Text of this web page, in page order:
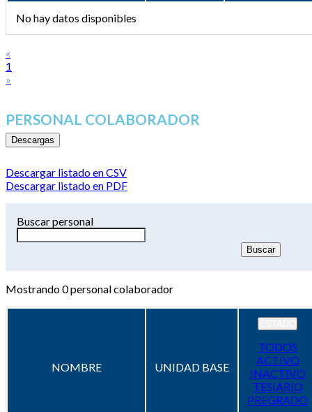
No hay datos disponibles
«
1
»
PERSONAL COLABORADOR
Descargas
Descargar listado en CSV
Descargar listado en PDF
Buscar personal
Mostrando0personal colaborador
NOMBRE UNIDAD BASE
TODOS
ACTIVO
INACTIVO
TESIARIO
PREGRADO